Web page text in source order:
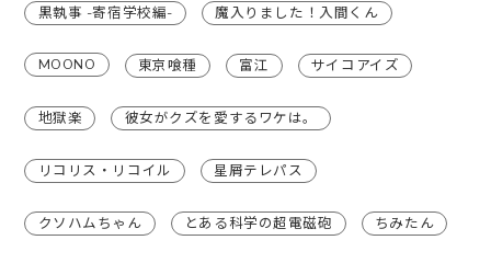
黒執事 -寄宿学校編- 魔入りました！入間くん
MOONO 東京喰種 富江 サイコアイズ
地獄楽 彼女がクズを愛するワケは。
リコリス・リコイル 星屑テレパス
クソハムちゃん とある科学の超電磁砲 ちみたん